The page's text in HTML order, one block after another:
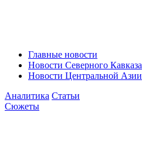
Главные новости
Новости Северного Кавказа
Новости Центральной Азии
Аналитика Статьи
Сюжеты